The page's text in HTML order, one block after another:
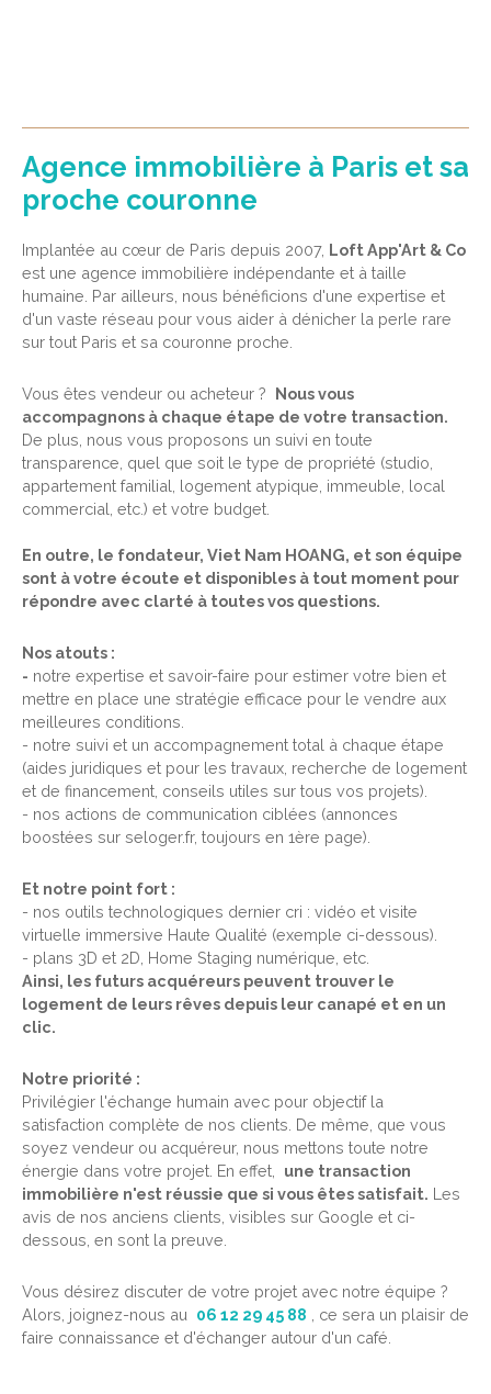
Agence immobilière à Paris et sa
proche couronne
Implantée au cœur de Paris depuis 2007, Loft App'Art & Co
est une agence immobilière indépendante et à taille
humaine. Par ailleurs, nous bénéficions d'une expertise et
d'un vaste réseau pour vous aider à dénicher la perle rare
sur tout Paris et sa couronne proche.
Vous êtes vendeur ou acheteur ? Nous vous
accompagnons à chaque étape de votre transaction.
De plus, nous vous proposons un suivi en toute
transparence, quel que soit le type de propriété (studio,
appartement familial, logement atypique, immeuble, local
commercial, etc.) et votre budget.
En outre, le fondateur, Viet Nam HOANG, et son équipe
sont à votre écoute et disponibles à tout moment pour
répondre avec clarté à toutes vos questions.
Nos atouts :
- notre expertise et savoir-faire pour estimer votre bien et
mettre en place une stratégie efficace pour le vendre aux
meilleures conditions.
- notre suivi et un accompagnement total à chaque étape
(aides juridiques et pour les travaux, recherche de logement
et de financement, conseils utiles sur tous vos projets).
- nos actions de communication ciblées (annonces
boostées sur seloger.fr, toujours en 1ère page).
Et notre point fort :
- nos outils technologiques dernier cri : vidéo et visite
virtuelle immersive Haute Qualité (exemple ci-dessous).
- plans 3D et 2D, Home Staging numérique, etc.
Ainsi, les futurs acquéreurs peuvent trouver le
logement de leurs rêves depuis leur canapé et en un
clic.
Notre priorité :
Privilégier l'échange humain avec pour objectif la
satisfaction complète de nos clients. De même, que vous
soyez vendeur ou acquéreur, nous mettons toute notre
énergie dans votre projet. En effet, une transaction
immobilière n'est réussie que si vous êtes satisfait. Les
avis de nos anciens clients, visibles sur Google et ci-
dessous, en sont la preuve.
Vous désirez discuter de votre projet avec notre équipe ?
Alors, joignez-nous au 06 12 29 45 88 , ce sera un plaisir de
faire connaissance et d'échanger autour d'un café.